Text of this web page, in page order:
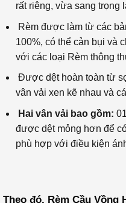
rất riêng, vừa sang trọng
Rèm được làm từ các
100%, có thể cản bụi và
với các loại Rèm thông
Được dệt hoàn toàn từ
vân vải xen kẽ nhau và
Hai vân vải bao gồm:
được dệt mỏng hơn để
phù hợp với điều kiện
Theo đó, Rèm Cầu